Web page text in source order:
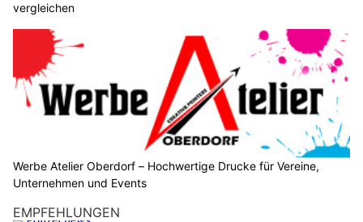
vergleichen
Werbe Atelier Oberdorf – Hochwertige Drucke für Vereine,
Unternehmen und Events
EMPFEHLUNGEN